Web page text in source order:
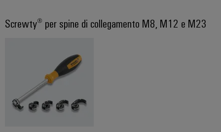
Screwty® per spine di collegamento M8, M12 e M23